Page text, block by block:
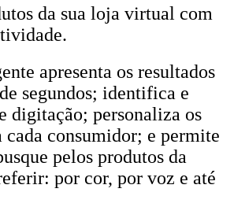
da sua loja virtual com
apresenta os resultados
segundos; identifica e
digitação; personaliza os
cada consumidor; e permite
pelos produtos da
por cor, por voz e até